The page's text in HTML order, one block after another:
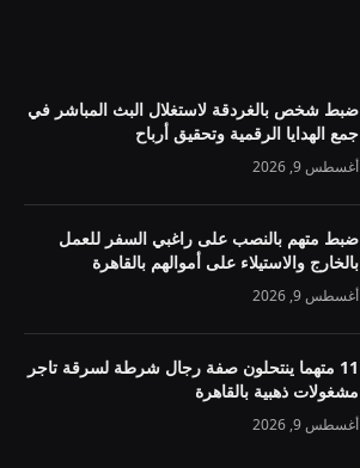
ضبط شخص بالغردقة لاستغلال البث المباشر في
جمع الهدايا الرقمية وتحقيق أرباح
أغسطس 9, 2026
ضبط متهم بالنصب على راغبي السفر للعمل
بالخارج والاستيلاء على أموالهم بالقاهرة
أغسطس 9, 2026
11 متهما ينتحلون صفة رجال شرطة لسرقة تاجر
مشغولات ذهبية بالقاهرة
أغسطس 9, 2026